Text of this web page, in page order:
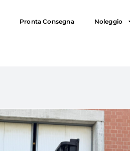
Pronta Consegna Noleggio